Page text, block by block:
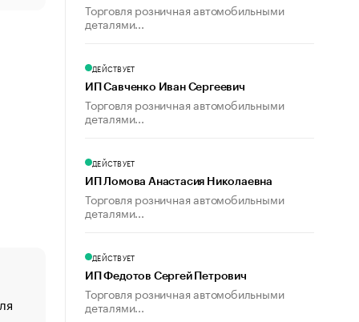
«От спорта тело стареет иначе». Как живет глава
Торговля розничная автомобильными
деталями...
ДЕЙСТВУЕТ
ИП Савченко Иван Сергеевич
Торговля розничная автомобильными
деталями...
ДЕЙСТВУЕТ
ИП Ломова Анастасия Николаевна
Торговля розничная автомобильными
деталями...
ДЕЙСТВУЕТ
ИП Федотов Сергей Петрович
Торговля розничная автомобильными
деталями...